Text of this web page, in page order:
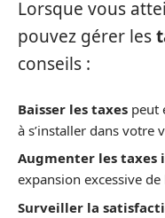
Lorsque vous
pouvez gérer les
conseils :
Baisser les taxes peut
à s’installer dans votre
Augmenter les taxes
expansion excessive de
Surveiller la